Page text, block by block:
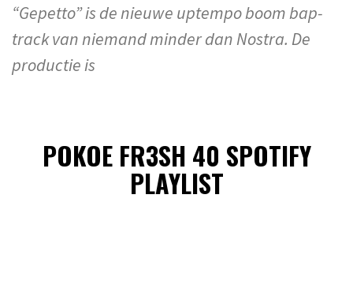
“Gepetto” is de nieuwe uptempo boom bap-
track van niemand minder dan Nostra. De
productie is
POKOE FR3SH 40 SPOTIFY
PLAYLIST